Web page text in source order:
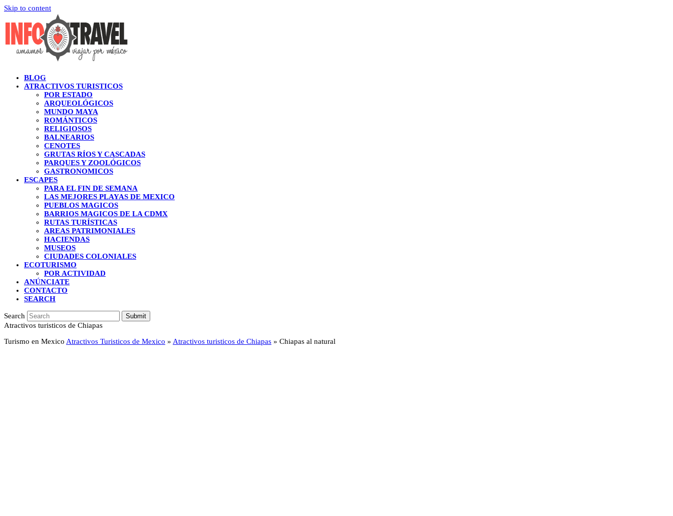
Skip to content
BLOG
ATRACTIVOS TURISTICOS
POR ESTADO
ARQUEOLÓGICOS
MUNDO MAYA
ROMÁNTICOS
RELIGIOSOS
BALNEARIOS
CENOTES
GRUTAS RÍOS Y CASCADAS
PARQUES Y ZOOLÓGICOS
GASTRONOMICOS
ESCAPES
PARA EL FIN DE SEMANA
LAS MEJORES PLAYAS DE MEXICO
PUEBLOS MAGICOS
BARRIOS MAGICOS DE LA CDMX
RUTAS TURÍSTICAS
AREAS PATRIMONIALES
HACIENDAS
MUSEOS
CIUDADES COLONIALES
ECOTURISMO
POR ACTIVIDAD
ANÚNCIATE
CONTACTO
SEARCH
Search Submit
Atractivos turisticos de Chiapas
Turismo en Mexico Atractivos Turisticos de Mexico » Atractivos turisticos de Chiapas » Chiapas al natural